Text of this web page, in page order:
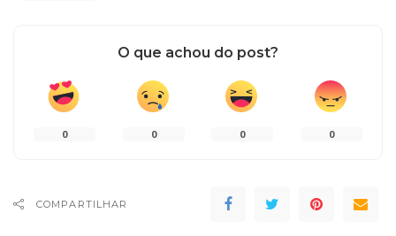
O que achou do post?
0 0 0 0
COMPARTILHAR